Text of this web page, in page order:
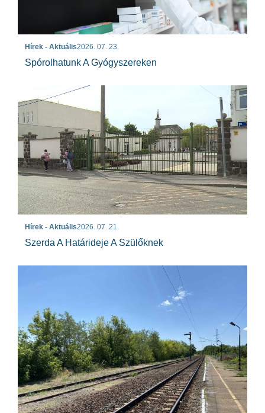
Hírek - Aktuális2026. 07. 23.
Spórolhatunk A Gyógyszereken
Hírek - Aktuális2026. 07. 21.
Szerda A Határideje A Szülőknek